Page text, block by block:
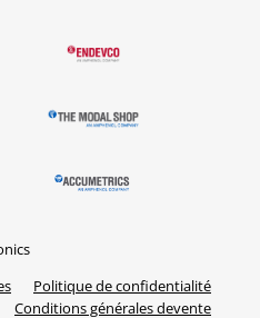
Politique de confidentialité
Conditions générales devente